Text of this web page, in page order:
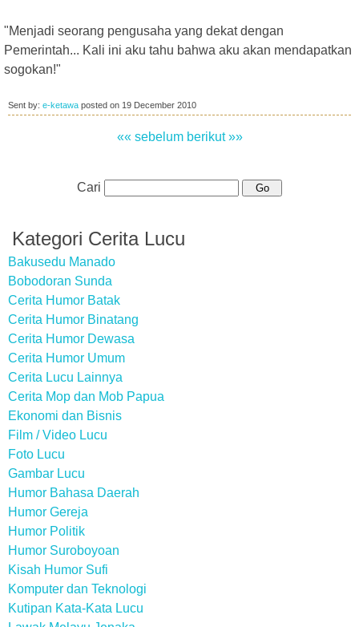
"Menjadi seorang pengusaha yang dekat dengan
Pemerintah... Kali ini aku tahu bahwa aku akan mendapatkan
sogokan!"
Sent by: e-ketawa posted on 19 December 2010
«« sebelum berikut »»
Cari
Kategori Cerita Lucu
Bakusedu Manado
Bobodoran Sunda
Cerita Humor Batak
Cerita Humor Binatang
Cerita Humor Dewasa
Cerita Humor Umum
Cerita Lucu Lainnya
Cerita Mop dan Mob Papua
Ekonomi dan Bisnis
Film / Video Lucu
Foto Lucu
Gambar Lucu
Humor Bahasa Daerah
Humor Gereja
Humor Politik
Humor Suroboyoan
Kisah Humor Sufi
Komputer dan Teknologi
Kutipan Kata-Kata Lucu